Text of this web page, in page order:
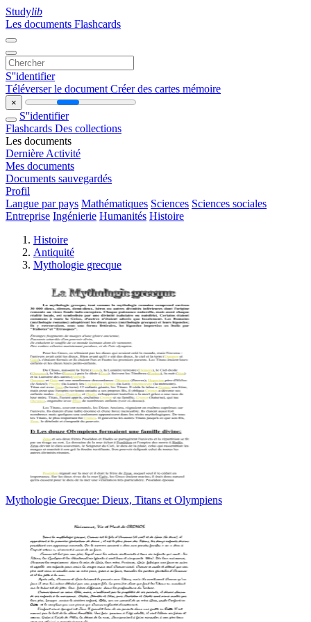
Studylib
Les documents Flashcards
S''identifier
Téléverser le document Créer des cartes mémoire
×
S''identifier
Flashcards Des collections
Les documents
Dernière Activité
Mes documents
Documents sauvegardés
Profil
Langue par pays Mathématiques Sciences Sciences sociales
Entreprise Ingénierie Humanités Histoire
Histoire
Antiquité
Mythologie grecque
Mythologie Grecque: Dieux, Titans et Olympiens